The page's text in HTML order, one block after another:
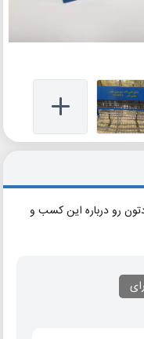
رو درباره این کسب و